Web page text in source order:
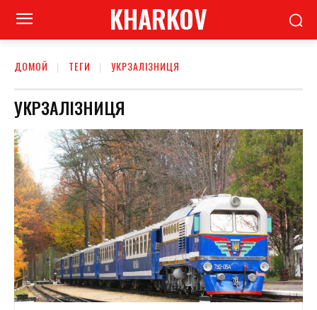
KHARKOV
ДОМОЙ ТЕГИ УКРЗАЛІЗНИЦЯ
УКРЗАЛІЗНИЦЯ